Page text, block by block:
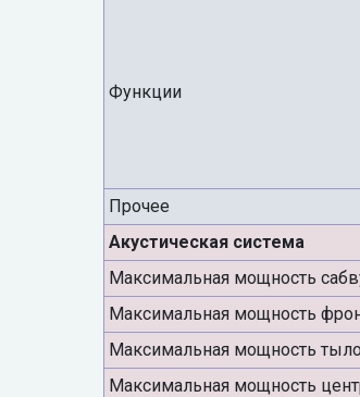
Функции
Прочее
Акустическая система
Максимальная мощность
Максимальная мощность
Максимальная мощность
Максимальная мощность